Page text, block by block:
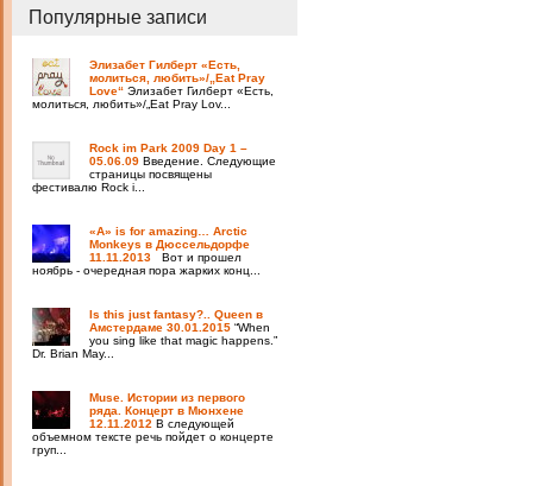
Популярные записи
Элизабет Гилберт «Есть,
молиться, любить»/„Eat Pray
Love“ Элизабет Гилберт «Есть,
молиться, любить»/„Eat Pray Lov...
Rock im Park 2009 Day 1 –
05.06.09 Введение. Следующие
страницы посвящены
фестивалю Rock i...
«A» is for amazing… Arctic
Monkeys в Дюссельдорфе
11.11.2013
Вот и прошел
ноябрь - очередная пора жарких конц...
Is this just fantasy?.. Queen в
Амстердаме 30.01.2015 “When
you sing like that magic happens.”
Dr. Brian May...
Muse. Истории из первого
ряда. Концерт в Мюнхене
12.11.2012 В следующей
объемном тексте речь пойдет о концерте
груп...